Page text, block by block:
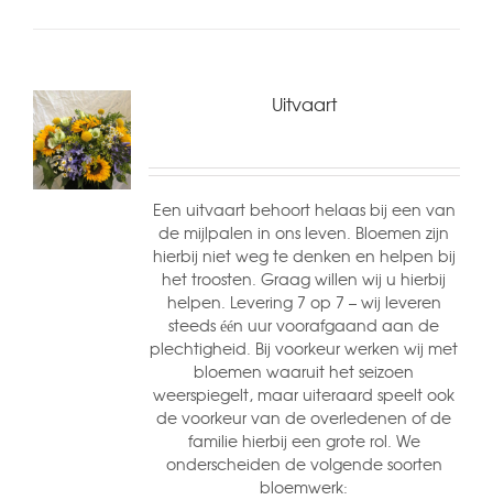
Uitvaart
Een uitvaart behoort helaas bij een van
de mijlpalen in ons leven. Bloemen zijn
hierbij niet weg te denken en helpen bij
het troosten. Graag willen wij u hierbij
helpen. Levering 7 op 7 – wij leveren
steeds één uur voorafgaand aan de
plechtigheid. Bij voorkeur werken wij met
bloemen waaruit het seizoen
weerspiegelt, maar uiteraard speelt ook
de voorkeur van de overledenen of de
familie hierbij een grote rol. We
onderscheiden de volgende soorten
bloemwerk: